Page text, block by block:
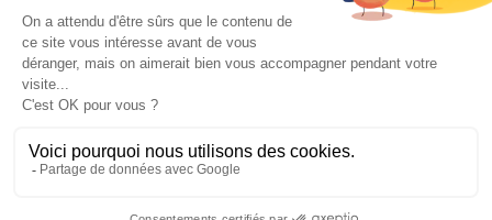
Informations